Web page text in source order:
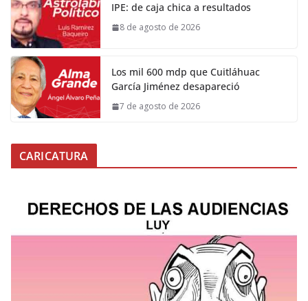
IPE: de caja chica a resultados
8 de agosto de 2026
Los mil 600 mdp que Cuitláhuac
García Jiménez desapareció
7 de agosto de 2026
CARICATURA